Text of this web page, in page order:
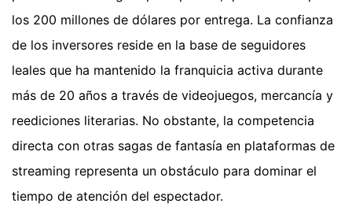
los 200 millones de dólares por entrega. La confianza
de los inversores reside en la base de seguidores
leales que ha mantenido la franquicia activa durante
más de 20 años a través de videojuegos, mercancía y
reediciones literarias. No obstante, la competencia
directa con otras sagas de fantasía en plataformas de
streaming representa un obstáculo para dominar el
tiempo de atención del espectador.